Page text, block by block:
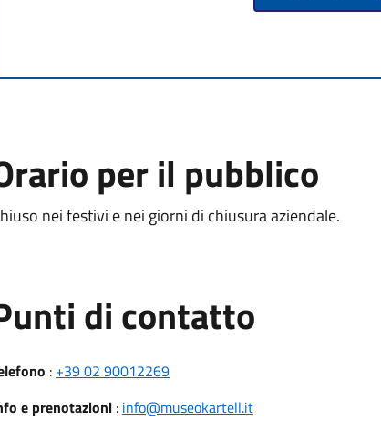
per il pubblico
nei festivi e nei giorni di chiusura aziendale.
di contatto
: +39 02 90012269
e prenotazioni: info@museokartell.it